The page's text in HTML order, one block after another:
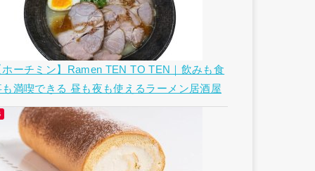
ホーチミン】Ramen TEN TO TEN｜飲みも食
も満喫できる 昼も夜も使えるラーメン居酒屋